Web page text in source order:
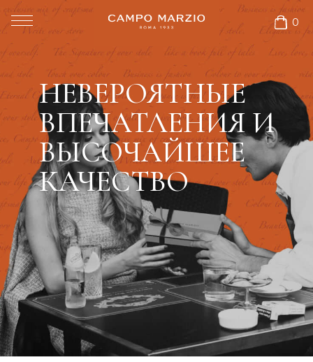
0
НЕВЕРОЯТНЫЕ
ВПЕЧАТЛЕНИЯ И
ВЫСОЧАЙШЕЕ
КАЧЕСТВО